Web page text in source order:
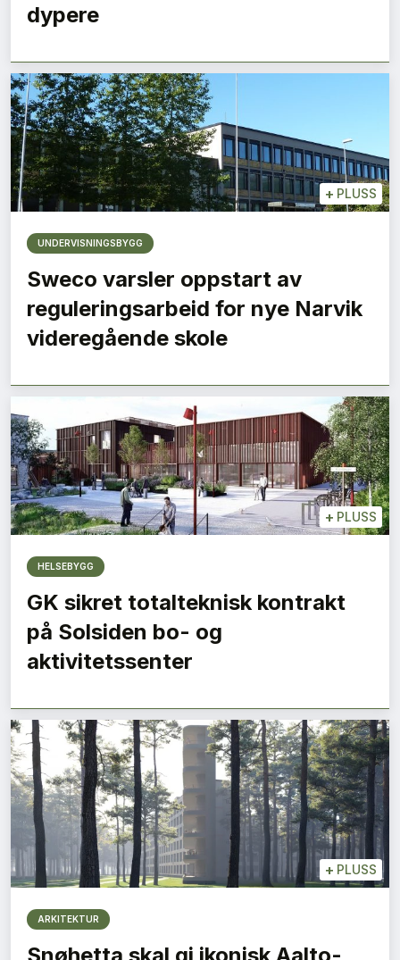
dypere
+ PLUSS
UNDERVISNINGSBYGG
Sweco varsler oppstart av
reguleringsarbeid for nye Narvik
videregående skole
+ PLUSS
HELSEBYGG
GK sikret totalteknisk kontrakt
på Solsiden bo- og
aktivitetssenter
+ PLUSS
ARKITEKTUR